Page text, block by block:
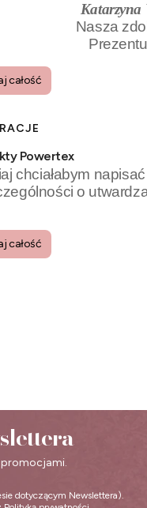
Katarzyna
Nasza
całość
Powertex
chciałabym
o
całość
promocjami.
dotyczącym Newslettera).